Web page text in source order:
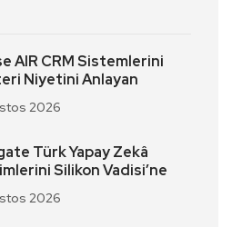
AIR CRM Sistemlerini
Niyetini Anlayan
2026
Türk Yapay Zekâ
Silikon Vadisi’ne
2026